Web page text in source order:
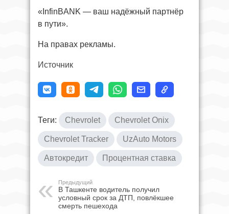
«InfinBANK — ваш надёжный партнёр
в пути».
На правах рекламы.
Источник
Теги: Chevrolet Chevrolet Onix
Chevrolet Tracker UzAuto Motors
Автокредит Процентная ставка
Предыдущий
В Ташкенте водитель получил
условный срок за ДТП, повлёкшее
смерть пешехода